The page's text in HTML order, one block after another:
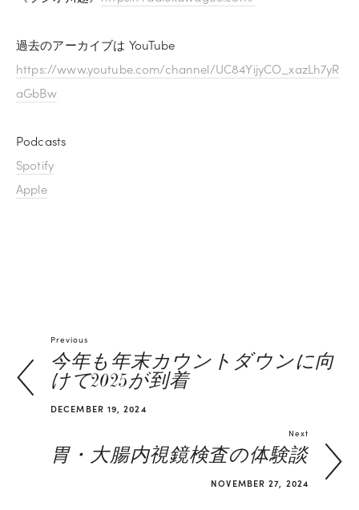
過去のアーカイブは YouTube
https://www.youtube.com/channel/UC84YijyCO_xazLh7yR
aGbBw
Podcasts
Spotify
Apple
Previous
今年も年末カウントダウンに向
けて2025が到着
DECEMBER 19, 2024
Next
胃・大腸内視鏡検査の体験談
NOVEMBER 27, 2024